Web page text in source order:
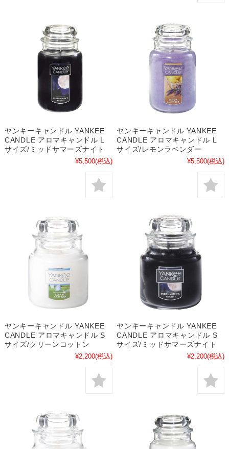
ヤンキーキャンドル YANKEE
CANDLE アロマキャンドル L
サイズ/ミッドサマーズナイト
¥5,500(税込)
ヤンキーキャンドル YANKEE
CANDLE アロマキャンドル L
サイズ/レモンラベンダー
¥5,500(税込)
ヤンキーキャンドル YANKEE
CANDLE アロマキャンドル S
サイズ/クリーンコットン
¥2,200(税込)
ヤンキーキャンドル YANKEE
CANDLE アロマキャンドル S
サイズ/ミッドサマーズナイト
¥2,200(税込)